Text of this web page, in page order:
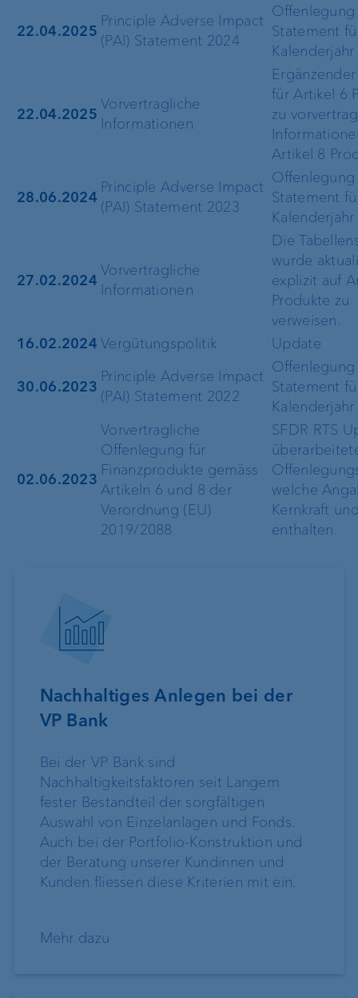
22.04.2025
Principle Adverse Impact
(PAI) Statement 2024
Offenlegung
Statement
22.04.2025
Vorvertragliche
Informationen
für Artikel 6
zu
Artikel 8
28.06.2024
Principle Adverse Impact
(PAI) Statement 2023
Offenlegung
Statement
27.02.2024
Vorvertragliche
Informationen
Die
wurde
explizit auf
Produkte zu
verweisen.
16.02.2024 Vergütungspolitik Update
30.06.2023
Principle Adverse Impact
(PAI) Statement 2022
Offenlegung
Statement
02.06.2023
Vorvertragliche
Offenlegung für
Finanzprodukte gemäss
Artikeln 6 und 8 der
Verordnung (EU)
2019/2088
SFDR RTS
welche
Kernkraft
enthalten.
Nachhaltiges Anlegen bei der
VP Bank
Bei der VP Bank sind
Nachhaltigkeitsfaktoren seit Langem
fester Bestandteil der sorgfältigen
Auswahl von Einzelanlagen und Fonds.
Auch bei der Portfolio-Konstruktion und
der Beratung unserer Kundinnen und
Kunden fliessen diese Kriterien mit ein.
Mehr dazu